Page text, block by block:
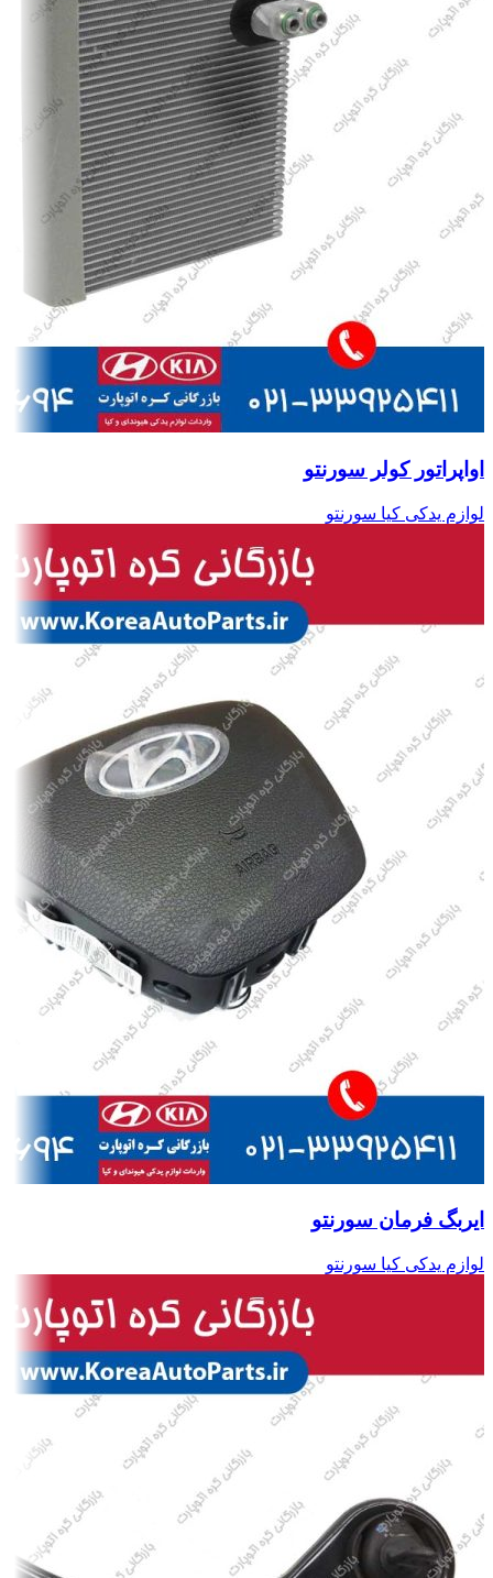
اواپراتور کولر سورنتو
لوازم یدکی کیا سورنتو
ایربگ فرمان سورنتو
لوازم یدکی کیا سورنتو